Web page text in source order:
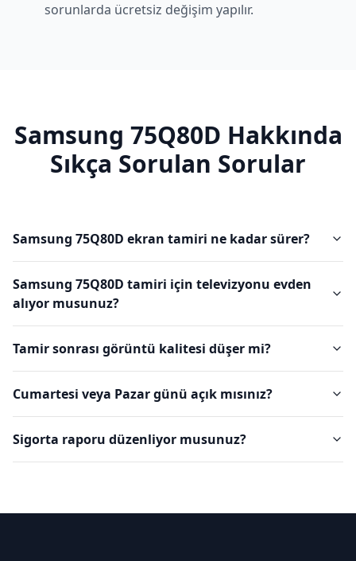
sorunlarda ücretsiz değişim yapılır.
Samsung 75Q80D Hakkında
Sıkça Sorulan Sorular
Samsung 75Q80D ekran tamiri ne kadar sürer?
Samsung 75Q80D tamiri için televizyonu evden
alıyor musunuz?
Tamir sonrası görüntü kalitesi düşer mi?
Cumartesi veya Pazar günü açık mısınız?
Sigorta raporu düzenliyor musunuz?